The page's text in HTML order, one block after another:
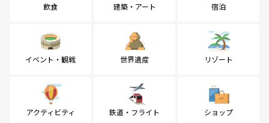
飲食 建築・アート 宿泊
イベント・観戦 世界遺産 リゾート
アクティビティ 鉄道・フライト ショップ